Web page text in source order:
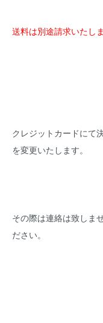
送料は別途請求いたしま
クレジットカードにて
を変更いたします。
その際は連絡は致しま
ださい。